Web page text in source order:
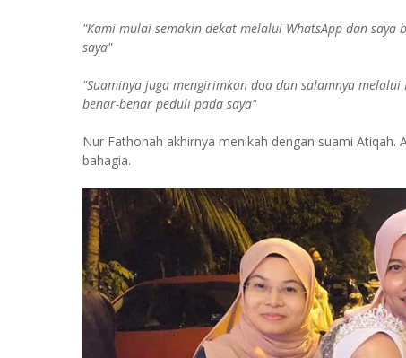
"Kami mulai semakin dekat melalui WhatsApp dan
saya"
"Suaminya juga mengirimkan doa dan salamnya
benar-benar peduli pada saya"
Nur Fathonah akhirnya menikah dengan suami
bahagia.